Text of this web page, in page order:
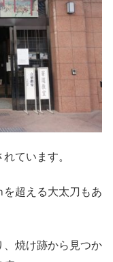
ています。
を超える大太刀もあ
、焼け跡から見つか